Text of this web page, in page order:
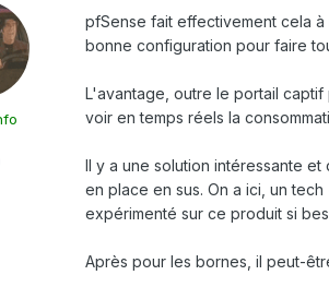
pfSense fait effectivement cela
bonne configuration pour faire
L'avantage, outre le portail
voir en temps réels la
Il y a une solution intéressante
en place en sus. On a ici, un
expérimenté sur ce produit si
Après pour les bornes, il peut-